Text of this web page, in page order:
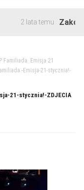
2 lata temu
Familiada. Emisja 21
Emisja-21-stycznia!-
21-stycznia!-ZDJECIA